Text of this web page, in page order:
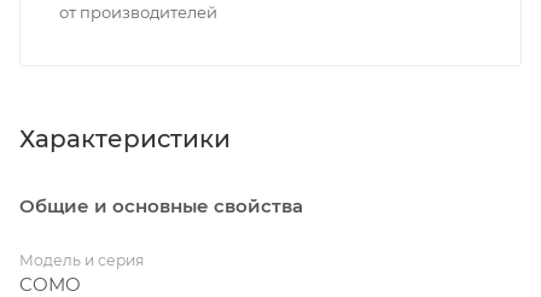
от производителей
Характеристики
Общие и основные свойства
Модель и серия
COMO